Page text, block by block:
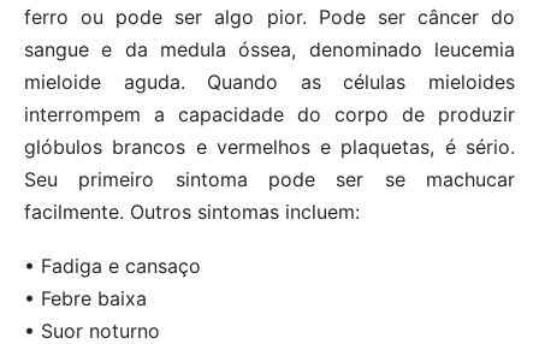
ferro ou pode ser algo pior. Pode ser câncer do
sangue e da medula óssea, denominado leucemia
mieloide aguda. Quando as células mieloides
interrompem a capacidade do corpo de produzir
glóbulos brancos e vermelhos e plaquetas, é sério.
Seu primeiro sintoma pode ser se machucar
facilmente. Outros sintomas incluem:
• Fadiga e cansaço
• Febre baixa
• Suor noturno